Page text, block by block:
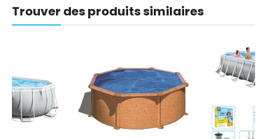
Trouver des produits similaires